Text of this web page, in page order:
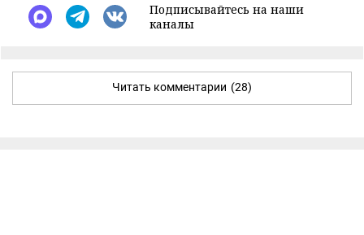
Подписывайтесь на наши
каналы
Читать комментарии (28)